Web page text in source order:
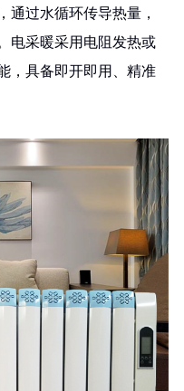
通过水循环传导热量，
电采暖采用电阻发热或
，具备即开即用、精准